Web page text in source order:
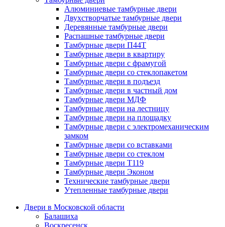
Алюминиевые тамбурные двери
Двухстворчатые тамбурные двери
Деревянные тамбурные двери
Распашные тамбурные двери
Тамбурные двери П44Т
Тамбурные двери в квартиру
Тамбурные двери с фрамугой
Тамбурные двери со стеклопакетом
Тамбурные двери в подъезд
Тамбурные двери в частный дом
Тамбурные двери МДФ
Тамбурные двери на лестницу
Тамбурные двери на площадку
Тамбурные двери с электромеханическим
замком
Тамбурные двери со вставками
Тамбурные двери со стеклом
Тамбурные двери Т119
Тамбурные двери Эконом
Технические тамбурные двери
Утепленные тамбурные двери
Двери в Московской области
Балашиха
Воскресенск